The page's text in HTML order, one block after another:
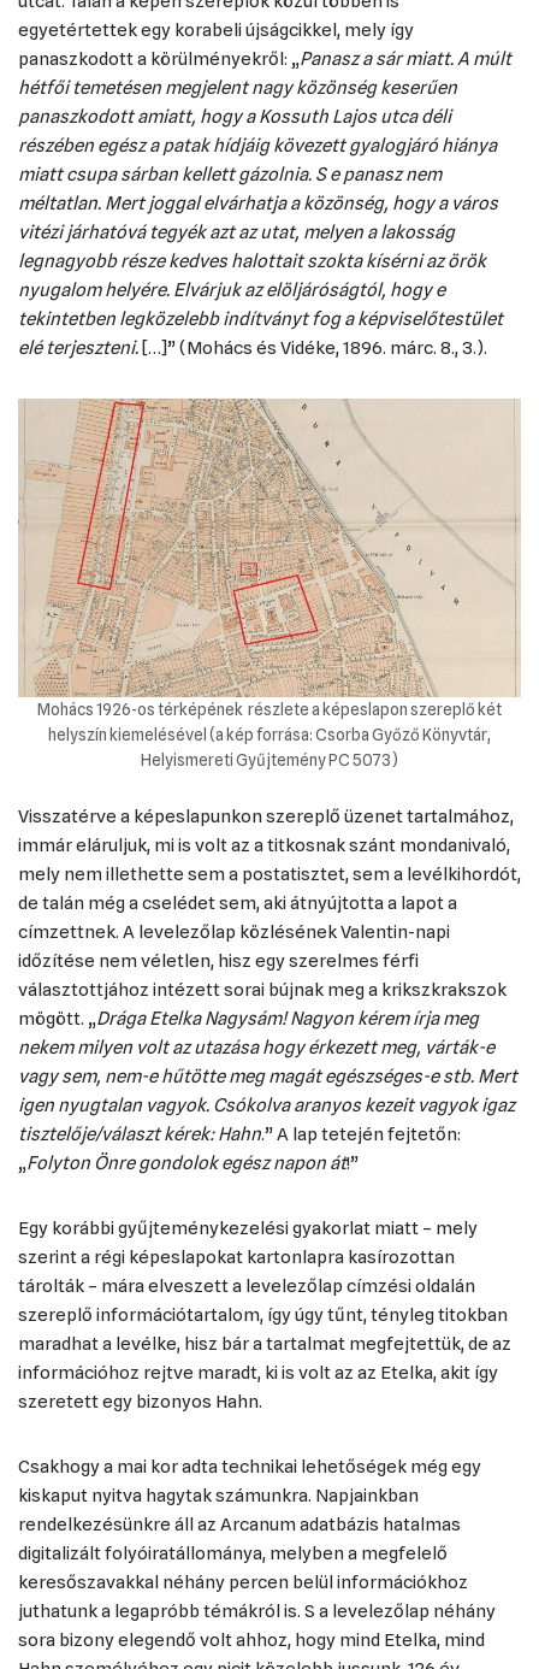
egyetértettek egy korabeli újságcikkel, mely így
panaszkodott a körülményekről: „Panasz a sár miatt. A múlt
hétfői temetésen megjelent nagy közönség keserűen
panaszkodott amiatt, hogy a Kossuth Lajos utca déli
részében egész a patak hídjáig kövezett gyalogjáró hiánya
miatt csupa sárban kellett gázolnia. S e panasz nem
méltatlan. Mert joggal elvárhatja a közönség, hogy a város
vitézi járhatóvá tegyék azt az utat, melyen a lakosság
legnagyobb része kedves halottait szokta kísérni az örök
nyugalom helyére. Elvárjuk az elöljáróságtól, hogy e
tekintetben legközelebb indítványt fog a képviselőtestület
elé terjeszteni. […]” (Mohács és Vidéke, 1896. márc. 8., 3.).
Mohács 1926-os térképének részlete a képeslapon szereplő két
helyszín kiemelésével (a kép forrása: Csorba Győző Könyvtár,
Helyismereti Gyűjtemény PC 5073)
Visszatérve a képeslapunkon szereplő üzenet tartalmához,
immár eláruljuk, mi is volt az a titkosnak szánt mondanivaló,
mely nem illethette sem a postatisztet, sem a levélkihordót,
de talán még a cselédet sem, aki átnyújtotta a lapot a
címzettnek. A levelezőlap közlésének Valentin-napi
időzítése nem véletlen, hisz egy szerelmes férfi
választottjához intézett sorai bújnak meg a krikszkrakszok
mögött. „Drága Etelka Nagysám! Nagyon kérem írja meg
nekem milyen volt az utazása hogy érkezett meg, várták-e
vagy sem, nem-e hűtötte meg magát egészséges-e stb. Mert
igen nyugtalan vagyok. Csókolva aranyos kezeit vagyok igaz
tisztelője/választ kérek: Hahn.” A lap tetején fejtetőn:
„Folyton Önre gondolok egész napon át!”
Egy korábbi gyűjteménykezelési gyakorlat miatt – mely
szerint a régi képeslapokat kartonlapra kasírozottan
tárolták – mára elveszett a levelezőlap címzési oldalán
szereplő információtartalom, így úgy tűnt, tényleg titokban
maradhat a levélke, hisz bár a tartalmat megfejtettük, de az
információhoz rejtve maradt, ki is volt az az Etelka, akit így
szeretett egy bizonyos Hahn.
Csakhogy a mai kor adta technikai lehetőségek még egy
kiskaput nyitva hagytak számunkra. Napjainkban
rendelkezésünkre áll az Arcanum adatbázis hatalmas
digitalizált folyóiratállománya, melyben a megfelelő
keresőszavakkal néhány percen belül információkhoz
juthatunk a legapróbb témákról is. S a levelezőlap néhány
sora bizony elegendő volt ahhoz, hogy mind Etelka, mind